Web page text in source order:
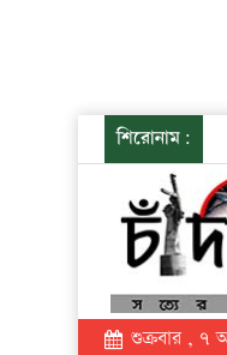
শিরোনাম:
শুক্রবার , ৭